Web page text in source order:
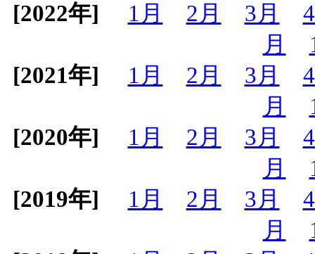
[2022年]
1月 2月 3月
月
[2021年]
1月 2月 3月
月
[2020年]
1月 2月 3月
月
[2019年]
1月 2月 3月
月